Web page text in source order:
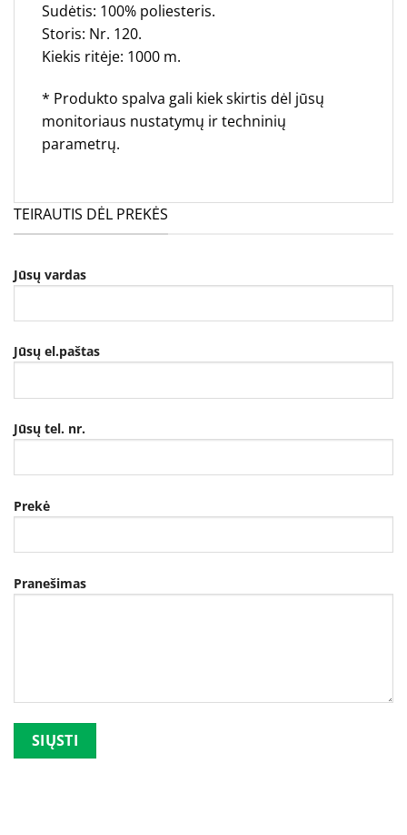
Sudėtis: 100% poliesteris.
Storis: Nr. 120.
Kiekis ritėje: 1000 m.
* Produkto spalva gali kiek skirtis dėl jūsų
monitoriaus nustatymų ir techninių
parametrų.
TEIRAUTIS DĖL PREKĖS
Jūsų vardas
Jūsų el.paštas
Jūsų tel. nr.
Prekė
Pranešimas